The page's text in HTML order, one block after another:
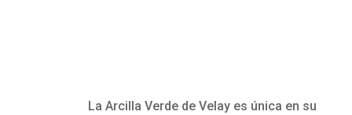
La Arcilla Verde de Velay es única en su